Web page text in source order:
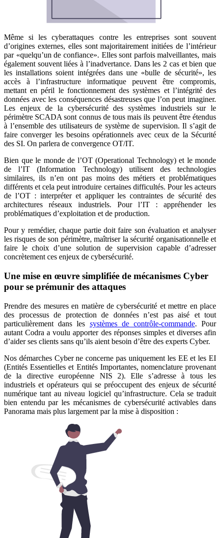
Même si les cyberattaques contre les entreprises sont souvent
d’origines externes, elles sont majoritairement initiées de l’intérieur
par «quelqu’un de confiance». Elles sont parfois malveillantes, mais
également souvent liées à l’inadvertance. Dans les 2 cas et bien que
les installations soient intégrées dans une «bulle de sécurité», les
accès à l’infrastructure informatique peuvent être compromis,
mettant en péril le fonctionnement des systèmes et l’intégrité des
données avec les conséquences désastreuses que l’on peut imaginer.
Les enjeux de la cybersécurité des systèmes industriels sur le
périmètre SCADA sont connus de tous mais ils peuvent être étendus
à l’ensemble des utilisateurs de système de supervision. Il s’agit de
faire converger les besoins opérationnels avec ceux de la Sécurité
des SI. On parlera de convergence OT/IT.
Bien que le monde de l’OT (Operational Technology) et le monde
de l’IT (Information Technology) utilisent des technologies
similaires, ils n’en ont pas moins des métiers et problématiques
différents et cela peut introduire certaines difficultés. Pour les acteurs
de l’OT : interpréter et appliquer les contraintes de sécurité des
architectures réseaux industriels. Pour l’IT : appréhender les
problématiques d’exploitation et de production.
Pour y remédier, chaque partie doit faire son évaluation et analyser
les risques de son périmètre, maîtriser la sécurité organisationnelle et
faire le choix d’une solution de supervision capable d’adresser
concrètement ces enjeux de cybersécurité.
Une mise en œuvre simplifiée de mécanismes Cyber
pour se prémunir des attaques
Prendre des mesures en matière de cybersécurité et mettre en place
des processus de protection de données n’est pas aisé et tout
particulièrement dans les systèmes de contrôle-commande. Pour
autant Codra a voulu apporter des réponses simples et diverses afin
d’aider ses clients sans qu’ils aient besoin d’être des experts Cyber.
Nos démarches Cyber ne concerne pas uniquement les EE et les EI
(Entités Essentielles et Entités Importantes, nomenclature provenant
de la directive européenne NIS 2). Elle s’adresse à tous les
industriels et opérateurs qui se préoccupent des enjeux de sécurité
numérique tant au niveau logiciel qu’infrastructure. Cela se traduit
bien entendu par les mécanismes de cybersécurité activables dans
Panorama mais plus largement par la mise à disposition :